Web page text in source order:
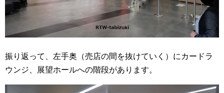
振り返って、左手奥（売店の間を抜けていく）にカードラ
ウンジ、展望ホールへの階段があります。